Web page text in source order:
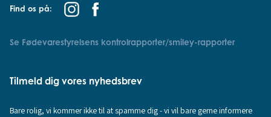
Find os på:
Se Fødevarestyrelsens kontrolrapporter/smiley-rapporter
Tilmeld dig vores nyhedsbrev
Bare rolig, vi kommer ikke til at spamme dig - vi vil bare gerne informere